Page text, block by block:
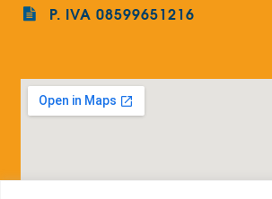
P. IVA 08599651216